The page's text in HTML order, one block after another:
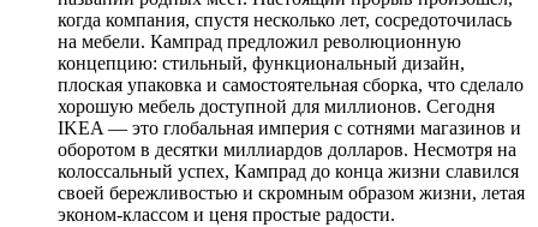
когда компания, спустя несколько лет, сосредоточилась
на мебели. Кампрад предложил революционную
концепцию: стильный, функциональный дизайн,
плоская упаковка и самостоятельная сборка, что сделало
хорошую мебель доступной для миллионов. Сегодня
IKEA — это глобальная империя с сотнями магазинов и
оборотом в десятки миллиардов долларов. Несмотря на
колоссальный успех, Кампрад до конца жизни славился
своей бережливостью и скромным образом жизни, летая
эконом-классом и ценя простые радости.